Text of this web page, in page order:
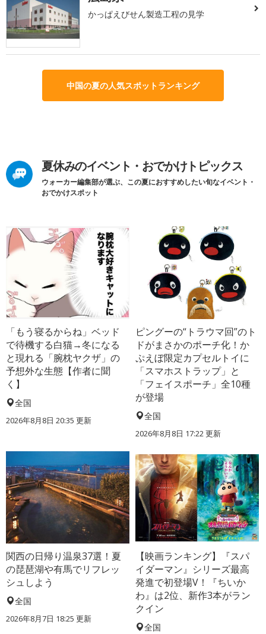
かっぱえびせん製造工程の見学
中国の夏の人気スポットランキング
夏休みのイベント・おでかけトピックス
ウォーカー編集部が選ぶ、この夏におすすめしたい旬なイベント・
おでかけスポット
「もう寝るからね」ベッド
で待機する白猫→冬になる
と現れる「腕枕ヤクザ」の
予想外な生態【作者に聞
く】
全国
2026年8月8日 20:35 更新
ピングーの“トラウマ回”のト
ドがまさかのポーチ化！か
ぷえぼ限定カプセルトイに
「スマホストラップ」と
「フェイスポーチ」全10種
が登場
全国
2026年8月8日 17:22更新
関西の日帰り温泉37選！夏
の琵琶湖や有馬でリフレッ
シュしよう
全国
2026年8月7日 18:25 更新
【映画ランキング】『スパ
イダーマン』シリーズ最高
発進で初登場V！『ちいか
わ』は2位、新作3本がラン
クイン
全国